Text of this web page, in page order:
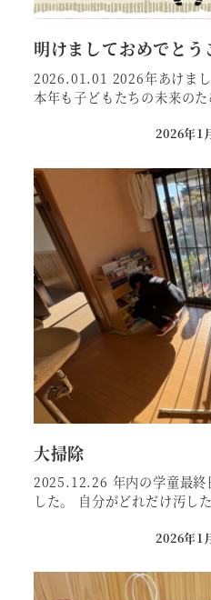
明けましておめでとう
2026.01.01 2026年あけまし
本年も子どもたちの未来の
投稿日
2026年1
大掃除
2025.12.26 年内の学童最終
した。 自分がどれだけ汚し
投稿日
2026年1